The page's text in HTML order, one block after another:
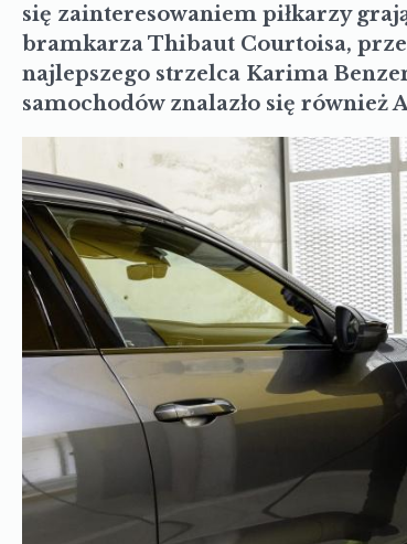
się zainteresowaniem piłkarzy
bramkarza Thibaut Courtoisa,
najlepszego strzelca Karima
samochodów znalazło się również